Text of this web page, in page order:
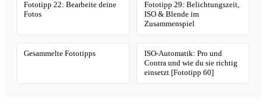
Fototipp 22: Bearbeite deine
Fotos
Fototipp 29: Belichtungszeit,
ISO & Blende im
Zusammenspiel
Gesammelte Fototipps
ISO-Automatik: Pro und
Contra und wie du sie richtig
einsetzt [Fototipp 60]